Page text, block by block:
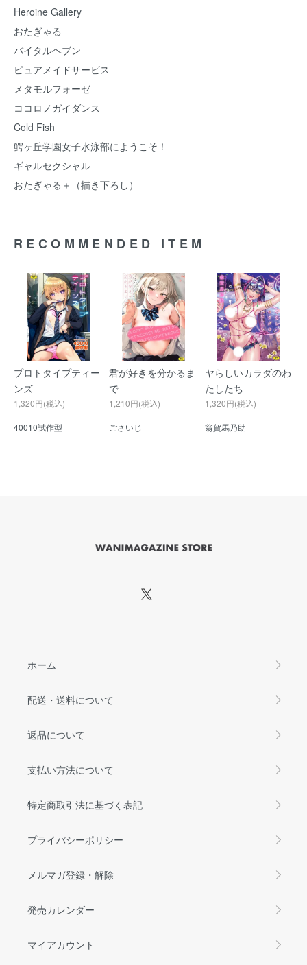
Heroine Gallery
おたぎゃる
バイタルヘブン
ピュアメイドサービス
メタモルフォーゼ
ココロノガイダンス
Cold Fish
鰐ヶ丘学園女子水泳部にようこそ！
ギャルセクシャル
おたぎゃる＋（描き下ろし）
RECOMMENDED ITEM
プロトタイプティー
ンズ
1,320円(税込)
40010試作型
君が好きを分かるま
で
1,210円(税込)
ごさいじ
ヤらしいカラダのわ
たしたち
1,320円(税込)
翁賀馬乃助
ホーム
配送・送料について
返品について
支払い方法について
特定商取引法に基づく表記
プライバシーポリシー
メルマガ登録・解除
発売カレンダー
マイアカウント